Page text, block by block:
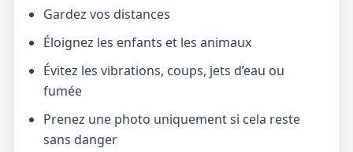
Gardez vos distances
Éloignez les enfants et les animaux
Évitez les vibrations, coups, jets d’eau ou
fumée
Prenez une photo uniquement si cela reste
sans danger